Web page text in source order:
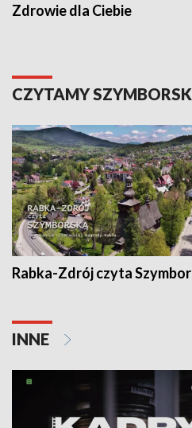
Zdrowie dla Ciebie
CZYTAMY
Rabka-Zdrój czyta
INNE